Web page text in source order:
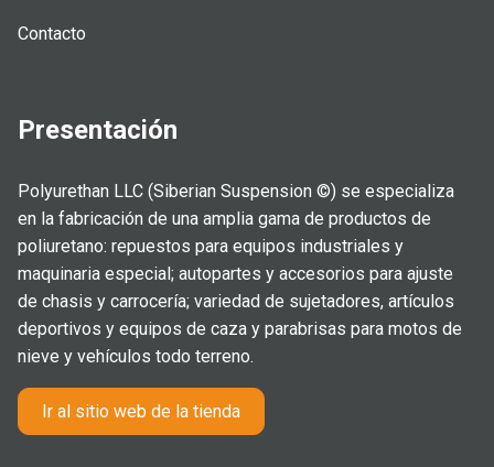
Contacto
Presentación
Polyurethan LLC (Siberian Suspension ©) se especializa
en la fabricación de una amplia gama de productos de
poliuretano: repuestos para equipos industriales y
maquinaria especial; autopartes y accesorios para ajuste
de chasis y carrocería; variedad de sujetadores, artículos
deportivos y equipos de caza y parabrisas para motos de
nieve y vehículos todo terreno.
Ir al sitio web de la tienda